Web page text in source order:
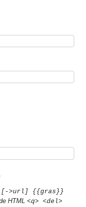
[->url] {{gras}}
HTML<q> <del>